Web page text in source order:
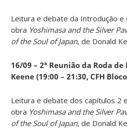
Leitura e debate da Introdução e
obra Yoshimasa and the Silver
of the Soul of Japan, de Donald
16/09 – 2ª Reunião da Roda
Keene (19:00 – 21:30, CFH
Leitura e debate dos capítulos 2
obra Yoshimasa and the Silver
of the Soul of Japan, de Donald